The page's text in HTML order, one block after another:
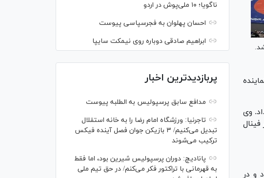
را شکست داد. وی
فینال
و در
ناگویا؛ ۱۰ ملی‌پوش در اردو
احسان پهلوان به فجرسپاسی پیوست
ابراهیم صادقی دوباره روی نیمکت سایپا
پربازدیدترین اخبار
مدافع سابق پرسپولیس به الطلبه پیوست
تاجرنیا: ورزشگاه امام رضا را به خانه استقلال
تبدیل می‌کنیم/ ۳ بازیکن جوان فصل آینده فیکس
ترکیب می‌شوند
پانادیچ: دوران پرسپولیس شیرین بود، اما فقط
به قهرمانی با تراکتور فکر می‌کنم/ در حق تیم ملی